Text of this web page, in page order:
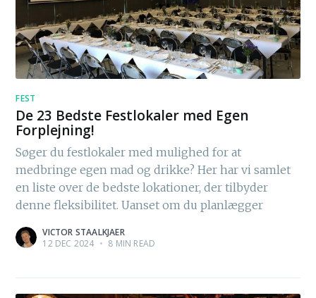
FEST
De 23 Bedste Festlokaler med Egen
Forplejning!
Søger du festlokaler med mulighed for at
medbringe egen mad og drikke? Her har vi samlet
en liste over de bedste lokationer, der tilbyder
denne fleksibilitet. Uanset om du planlægger
VICTOR STAALKJAER
12 DEC 2024 • 8 MIN READ